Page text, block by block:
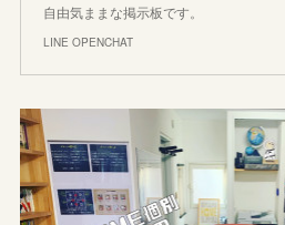
自由気ままな掲示板です。
LINE OPENCHAT